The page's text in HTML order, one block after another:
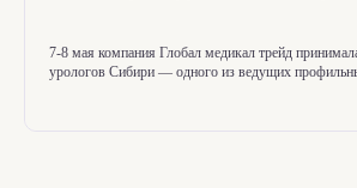
7-8 мая компания Глобал медикал трейд
урологов Сибири — одного из ведущих